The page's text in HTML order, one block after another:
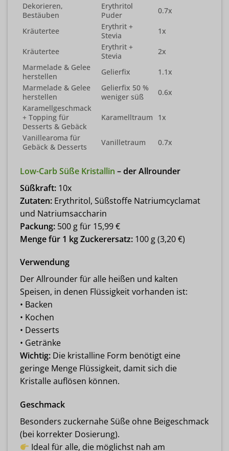
Dekorieren,
Bestäuben
Erythritol
Puder
0.7x
Kräutertee
Erythrit +
Stevia
1x
Kräutertee
Erythrit +
Stevia
2x
Marmelade & Gelee
herstellen
Gelierfix
1.1x
Marmelade & Gelee
herstellen
Gelierfix 50 %
weniger süß
0.6x
Karamellgeschmack
+ Topping für
Desserts & Gebäck
Karamelltraum 1x
Vanillearoma für
Gebäck & Desserts
Vanilletraum 0.7x
Low-Carb Süße Kristallin – der Allrounder
Süßkraft: 10x
Zutaten: Erythritol, Süßstoffe Natriumcyclamat
und Natriumsaccharin
Packung: 500 g für 15,99 €
Menge für 1 kg Zuckerersatz: 100 g (3,20 €)
Verwendung
Der Allrounder für alle heißen und kalten
Speisen, in denen Flüssigkeit vorhanden ist:
• Backen
• Kochen
• Desserts
• Getränke
Wichtig: Die kristalline Form benötigt eine
geringe Menge Flüssigkeit, damit sich die
Kristalle auflösen können.
Geschmack
Besonders zuckernahe Süße ohne Beigeschmack
(bei korrekter Dosierung).
Ideal für alle, die möglichst nah am